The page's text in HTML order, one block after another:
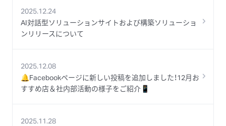
2025.12.24
AI対話型ソリューションサイトおよび構築ソリューショ
ンリリースについて
2025.12.08
🔔Facebookページに新しい投稿を追加しました！12月お
すすめ店＆社内部活動の様子をご紹介📱
2025.11.28